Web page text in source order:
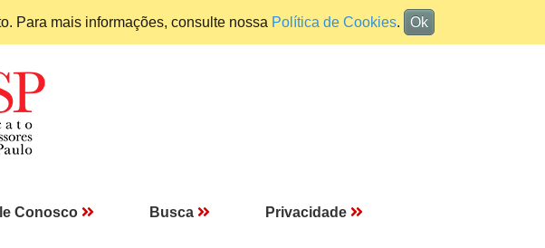
Para mais informações, consulte nossa Política de Cookies. Ok
Conosco Busca Privacidade